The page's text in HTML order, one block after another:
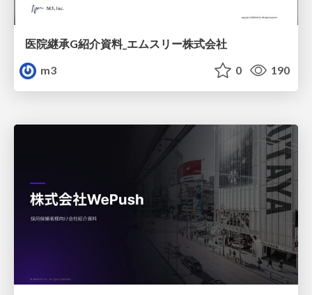
医院継承G紹介資料_エムスリー株式会社
m3
0 190